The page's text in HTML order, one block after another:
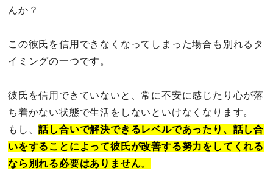
んか？
この彼氏を信用できなくなってしまった場合も別れるタ
イミングの一つです。
彼氏を信用できていないと、常に不安に感じたり心が落
ち着かない状態で生活をしないといけなくなります。
もし、話し合いで解決できるレベルであったり、話し合
いをすることによって彼氏が改善する努力をしてくれる
なら別れる必要はありません。